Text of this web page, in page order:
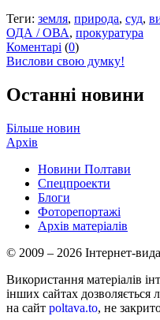
Теги: земля, природа, суд,
ОДА / ОВА, прокуратура
Коментарі (0)
Вислови свою думку!
Останні новини
Більше новин
Архів
Новини Полтави
Спецпроекти
Блоги
Фоторепортажі
Архів матеріалів
© 2009 – 2026 Інтернет-
Використання матеріалів
інших сайтах дозволяється
на сайт poltava.to, не